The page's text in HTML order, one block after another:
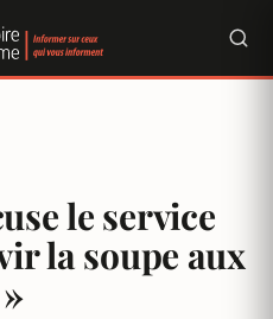
le service
la soupe aux